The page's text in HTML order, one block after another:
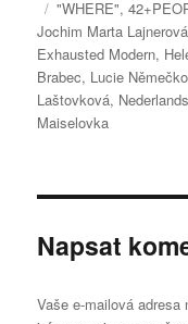
Štítky:
"WHERE",
Jochim Marta Lajnerová
Exhausted Modern,
Brabec, Lucie
Laštovková,
Maiselovka
Napsat
Vaše e-mailová adresa